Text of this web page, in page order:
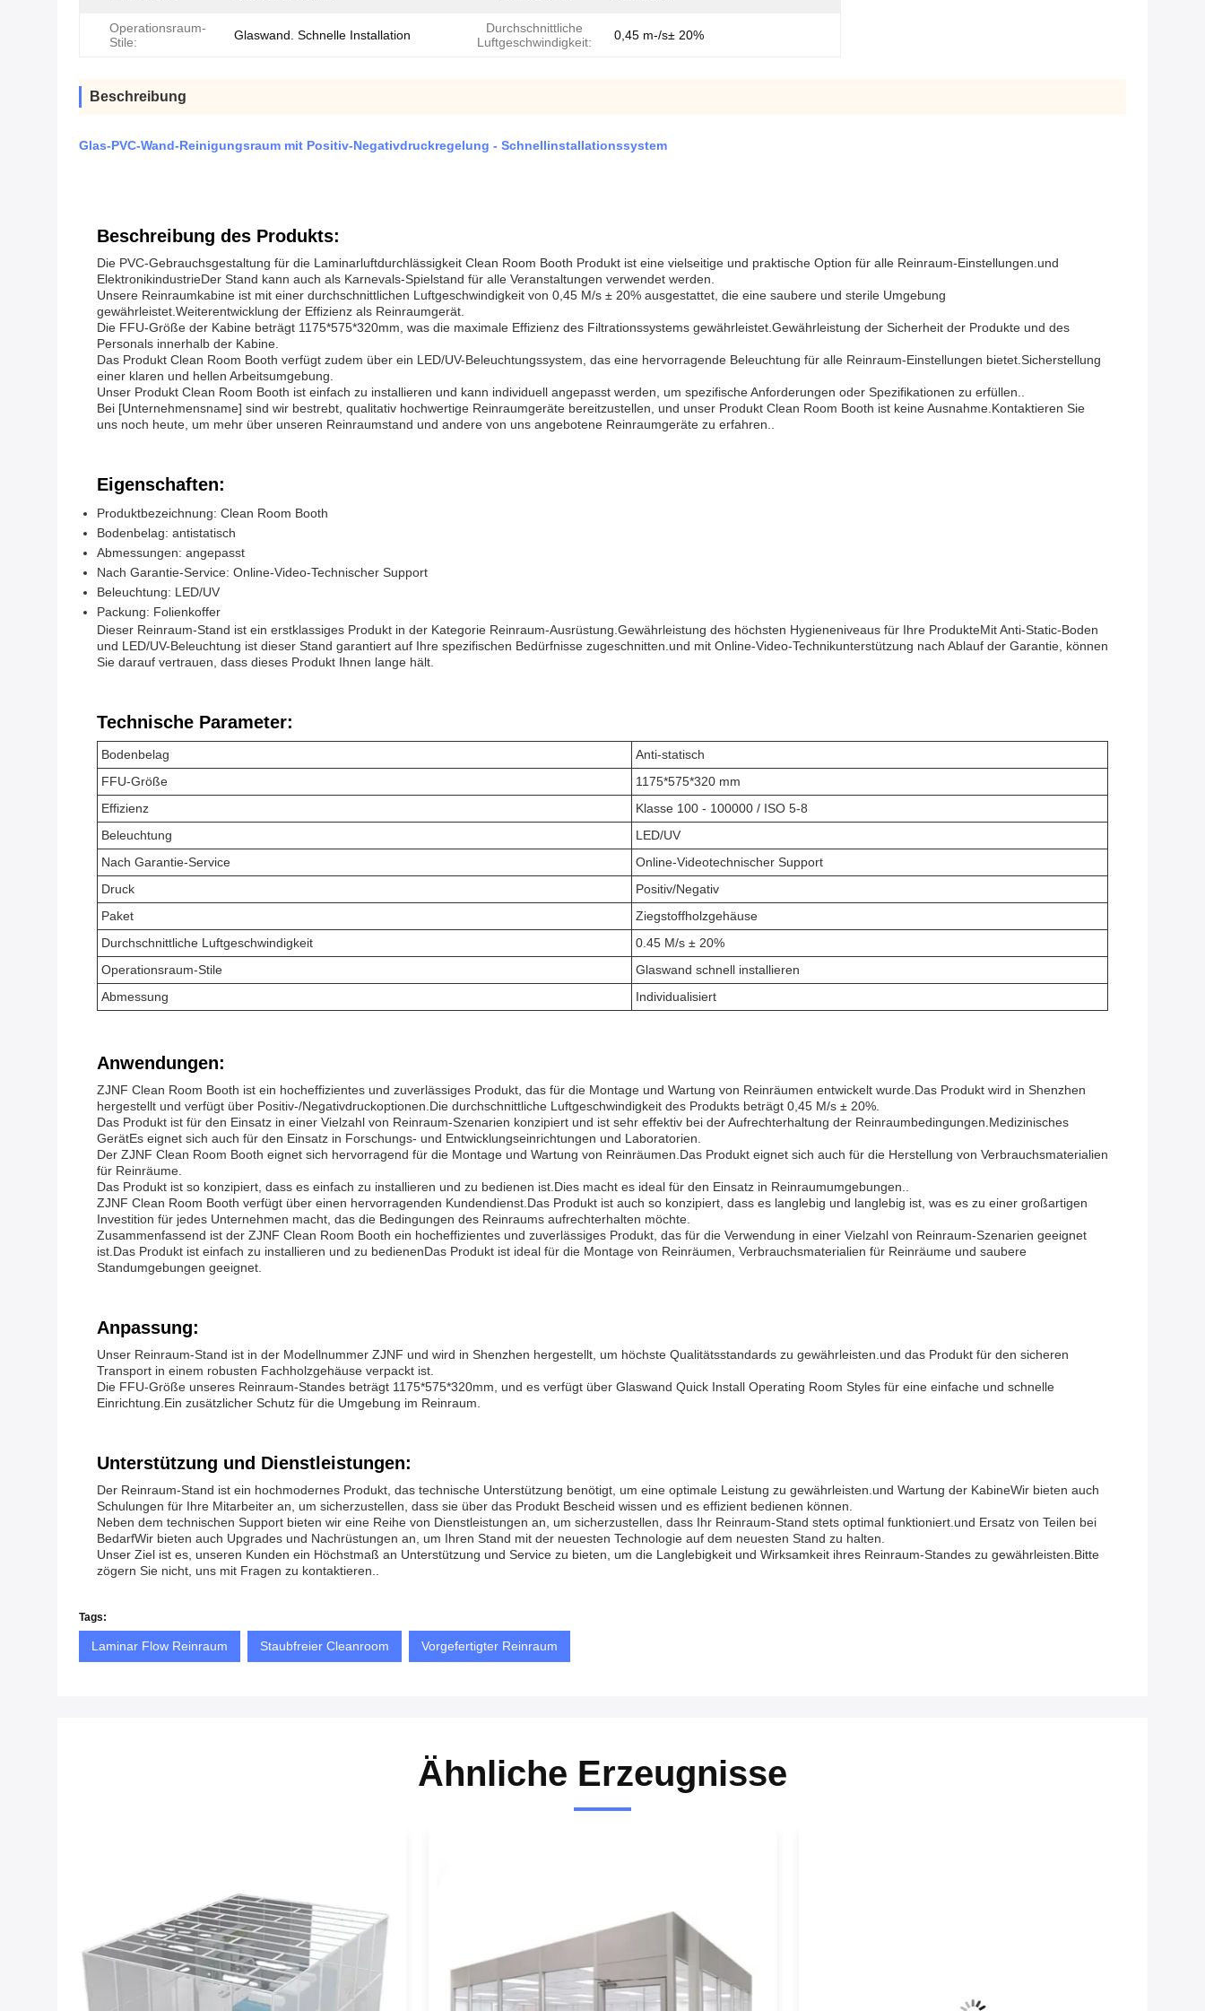
Operationsraum-
Stile:
Glaswand. Schnelle Installation
Durchschnittliche
Luftgeschwindigkeit:
0,45 m-/s± 20%
Beschreibung
Glas-PVC-Wand-Reinigungsraum mit Positiv-Negativdruckregelung - Schnellinstallationssystem
Beschreibung des Produkts:
Die PVC-Gebrauchsgestaltung für die Laminarluftdurchlässigkeit Clean Room Booth Produkt ist eine vielseitige und praktische Option für alle Reinraum-Einstellungen.und
ElektronikindustrieDer Stand kann auch als Karnevals-Spielstand für alle Veranstaltungen verwendet werden.
Unsere Reinraumkabine ist mit einer durchschnittlichen Luftgeschwindigkeit von 0,45 M/s ± 20% ausgestattet, die eine saubere und sterile Umgebung
gewährleistet.Weiterentwicklung der Effizienz als Reinraumgerät.
Die FFU-Größe der Kabine beträgt 1175*575*320mm, was die maximale Effizienz des Filtrationssystems gewährleistet.Gewährleistung der Sicherheit der Produkte und des
Personals innerhalb der Kabine.
Das Produkt Clean Room Booth verfügt zudem über ein LED/UV-Beleuchtungssystem, das eine hervorragende Beleuchtung für alle Reinraum-Einstellungen bietet.Sicherstellung
einer klaren und hellen Arbeitsumgebung.
Unser Produkt Clean Room Booth ist einfach zu installieren und kann individuell angepasst werden, um spezifische Anforderungen oder Spezifikationen zu erfüllen..
Bei [Unternehmensname] sind wir bestrebt, qualitativ hochwertige Reinraumgeräte bereitzustellen, und unser Produkt Clean Room Booth ist keine Ausnahme.Kontaktieren Sie
uns noch heute, um mehr über unseren Reinraumstand und andere von uns angebotene Reinraumgeräte zu erfahren..
Eigenschaften:
Produktbezeichnung: Clean Room Booth
Bodenbelag: antistatisch
Abmessungen: angepasst
Nach Garantie-Service: Online-Video-Technischer Support
Beleuchtung: LED/UV
Packung: Folienkoffer
Dieser Reinraum-Stand ist ein erstklassiges Produkt in der Kategorie Reinraum-Ausrüstung.Gewährleistung des höchsten Hygieneniveaus für Ihre ProdukteMit Anti-Static-Boden
und LED/UV-Beleuchtung ist dieser Stand garantiert auf Ihre spezifischen Bedürfnisse zugeschnitten.und mit Online-Video-Technikunterstützung nach Ablauf der Garantie, können
Sie darauf vertrauen, dass dieses Produkt Ihnen lange hält.
Technische Parameter:
Bodenbelag
Anti-statisch
FFU-Größe
1175*575*320 mm
Effizienz
Klasse 100 - 100000 / ISO 5-8
Beleuchtung
LED/UV
Nach Garantie-Service
Online-Videotechnischer Support
Druck
Positiv/Negativ
Paket
Ziegstoffholzgehäuse
Durchschnittliche Luftgeschwindigkeit
0.45 M/s ± 20%
Operationsraum-Stile
Glaswand schnell installieren
Abmessung
Individualisiert
Anwendungen:
ZJNF Clean Room Booth ist ein hocheffizientes und zuverlässiges Produkt, das für die Montage und Wartung von Reinräumen entwickelt wurde.Das Produkt wird in Shenzhen
hergestellt und verfügt über Positiv-/Negativdruckoptionen.Die durchschnittliche Luftgeschwindigkeit des Produkts beträgt 0,45 M/s ± 20%.
Das Produkt ist für den Einsatz in einer Vielzahl von Reinraum-Szenarien konzipiert und ist sehr effektiv bei der Aufrechterhaltung der Reinraumbedingungen.Medizinisches
GerätEs eignet sich auch für den Einsatz in Forschungs- und Entwicklungseinrichtungen und Laboratorien.
Der ZJNF Clean Room Booth eignet sich hervorragend für die Montage und Wartung von Reinräumen.Das Produkt eignet sich auch für die Herstellung von Verbrauchsmaterialien
für Reinräume.
Das Produkt ist so konzipiert, dass es einfach zu installieren und zu bedienen ist.Dies macht es ideal für den Einsatz in Reinraumumgebungen..
ZJNF Clean Room Booth verfügt über einen hervorragenden Kundendienst.Das Produkt ist auch so konzipiert, dass es langlebig und langlebig ist, was es zu einer großartigen
Investition für jedes Unternehmen macht, das die Bedingungen des Reinraums aufrechterhalten möchte.
Zusammenfassend ist der ZJNF Clean Room Booth ein hocheffizientes und zuverlässiges Produkt, das für die Verwendung in einer Vielzahl von Reinraum-Szenarien geeignet
ist.Das Produkt ist einfach zu installieren und zu bedienenDas Produkt ist ideal für die Montage von Reinräumen, Verbrauchsmaterialien für Reinräume und saubere
Standumgebungen geeignet.
Anpassung:
Unser Reinraum-Stand ist in der Modellnummer ZJNF und wird in Shenzhen hergestellt, um höchste Qualitätsstandards zu gewährleisten.und das Produkt für den sicheren
Transport in einem robusten Fachholzgehäuse verpackt ist.
Die FFU-Größe unseres Reinraum-Standes beträgt 1175*575*320mm, und es verfügt über Glaswand Quick Install Operating Room Styles für eine einfache und schnelle
Einrichtung.Ein zusätzlicher Schutz für die Umgebung im Reinraum.
Unterstützung und Dienstleistungen:
Der Reinraum-Stand ist ein hochmodernes Produkt, das technische Unterstützung benötigt, um eine optimale Leistung zu gewährleisten.und Wartung der KabineWir bieten auch
Schulungen für Ihre Mitarbeiter an, um sicherzustellen, dass sie über das Produkt Bescheid wissen und es effizient bedienen können.
Neben dem technischen Support bieten wir eine Reihe von Dienstleistungen an, um sicherzustellen, dass Ihr Reinraum-Stand stets optimal funktioniert.und Ersatz von Teilen bei
BedarfWir bieten auch Upgrades und Nachrüstungen an, um Ihren Stand mit der neuesten Technologie auf dem neuesten Stand zu halten.
Unser Ziel ist es, unseren Kunden ein Höchstmaß an Unterstützung und Service zu bieten, um die Langlebigkeit und Wirksamkeit ihres Reinraum-Standes zu gewährleisten.Bitte
zögern Sie nicht, uns mit Fragen zu kontaktieren..
Tags:
Laminar Flow Reinraum Staubfreier Cleanroom Vorgefertigter Reinraum
Ähnliche Erzeugnisse